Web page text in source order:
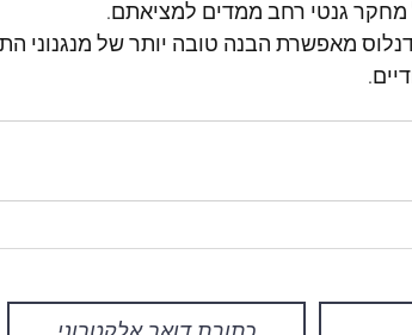
מחקר גנטי רחב ממדים למציאתם.
מאפשרת הבנה טובה יותר של מנגנוני